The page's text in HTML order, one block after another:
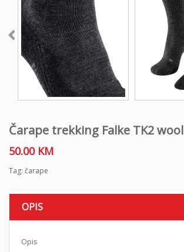
Čarape trekking Falke TK2 wool
50.00 KM
Tag: čarape
OPIS
Opis